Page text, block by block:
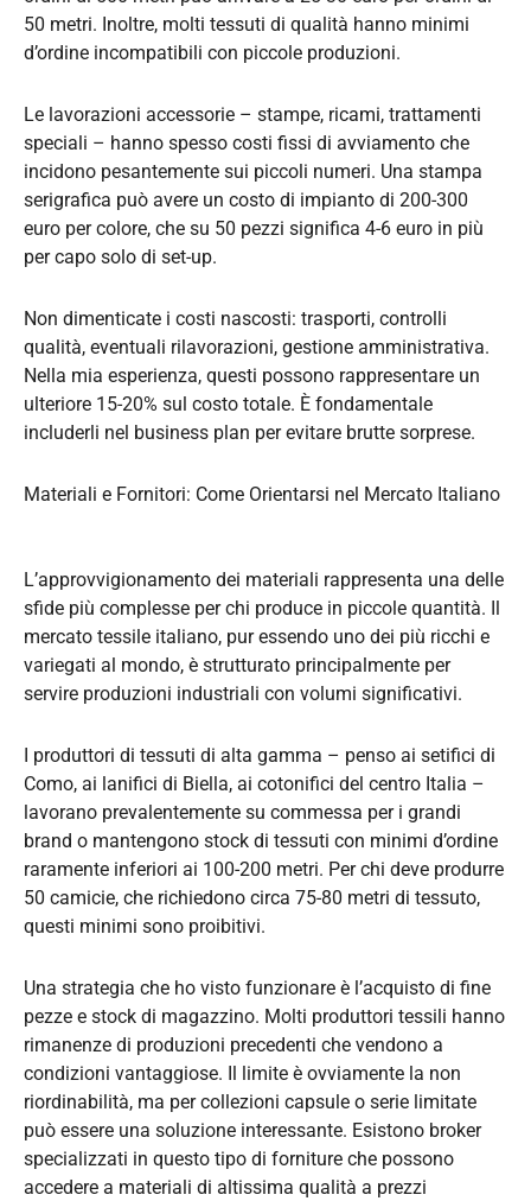
50 metri. Inoltre, molti tessuti di qualità hanno minimi
d’ordine incompatibili con piccole produzioni.
Le lavorazioni accessorie – stampe, ricami, trattamenti
speciali – hanno spesso costi fissi di avviamento che
incidono pesantemente sui piccoli numeri. Una stampa
serigrafica può avere un costo di impianto di 200-300
euro per colore, che su 50 pezzi significa 4-6 euro in più
per capo solo di set-up.
Non dimenticate i costi nascosti: trasporti, controlli
qualità, eventuali rilavorazioni, gestione amministrativa.
Nella mia esperienza, questi possono rappresentare un
ulteriore 15-20% sul costo totale. È fondamentale
includerli nel business plan per evitare brutte sorprese.
Materiali e Fornitori: Come Orientarsi nel Mercato Italiano
L’approvvigionamento dei materiali rappresenta una delle
sfide più complesse per chi produce in piccole quantità. Il
mercato tessile italiano, pur essendo uno dei più ricchi e
variegati al mondo, è strutturato principalmente per
servire produzioni industriali con volumi significativi.
I produttori di tessuti di alta gamma – penso ai setifici di
Como, ai lanifici di Biella, ai cotonifici del centro Italia –
lavorano prevalentemente su commessa per i grandi
brand o mantengono stock di tessuti con minimi d’ordine
raramente inferiori ai 100-200 metri. Per chi deve produrre
50 camicie, che richiedono circa 75-80 metri di tessuto,
questi minimi sono proibitivi.
Una strategia che ho visto funzionare è l’acquisto di fine
pezze e stock di magazzino. Molti produttori tessili hanno
rimanenze di produzioni precedenti che vendono a
condizioni vantaggiose. Il limite è ovviamente la non
riordinabilità, ma per collezioni capsule o serie limitate
può essere una soluzione interessante. Esistono broker
specializzati in questo tipo di forniture che possono
accedere a materiali di altissima qualità a prezzi